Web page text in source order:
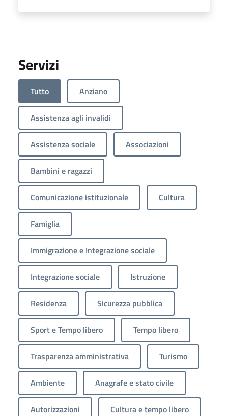
Servizi
Tutto Anziano
Assistenza agli invalidi
Assistenza sociale Associazioni
Bambini e ragazzi
Comunicazione istituzionale Cultura
Famiglia
Immigrazione e Integrazione sociale
Integrazione sociale Istruzione
Residenza Sicurezza pubblica
Sport e Tempo libero Tempo libero
Trasparenza amministrativa Turismo
Ambiente Anagrafe e stato civile
Autorizzazioni Cultura e tempo libero